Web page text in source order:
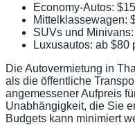
Economy-Autos:
Mittelklassewagen:
SUVs und
Luxusautos: ab $80
Die Autovermietung in
als die öffentliche
angemessener Aufpreis
Unabhängigkeit, die Sie
Budgets kann minimiert